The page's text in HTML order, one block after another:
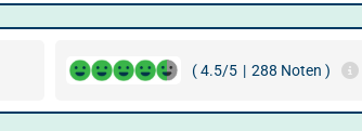
( 4.5/5 | 288 Noten )